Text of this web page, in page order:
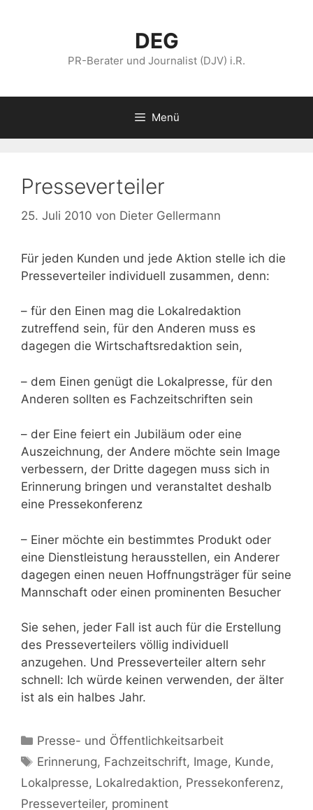
DEG
PR-Berater und Journalist (DJV) i.R.
Menü
Presseverteiler
25. Juli 2010 von Dieter Gellermann
Für jeden Kunden und jede Aktion stelle ich die
Presseverteiler individuell zusammen, denn:
– für den Einen mag die Lokalredaktion
zutreffend sein, für den Anderen muss es
dagegen die Wirtschaftsredaktion sein,
– dem Einen genügt die Lokalpresse, für den
Anderen sollten es Fachzeitschriften sein
– der Eine feiert ein Jubiläum oder eine
Auszeichnung, der Andere möchte sein Image
verbessern, der Dritte dagegen muss sich in
Erinnerung bringen und veranstaltet deshalb
eine Pressekonferenz
– Einer möchte ein bestimmtes Produkt oder
eine Dienstleistung herausstellen, ein Anderer
dagegen einen neuen Hoffnungsträger für seine
Mannschaft oder einen prominenten Besucher
Sie sehen, jeder Fall ist auch für die Erstellung
des Presseverteilers völlig individuell
anzugehen. Und Presseverteiler altern sehr
schnell: Ich würde keinen verwenden, der älter
ist als ein halbes Jahr.
Kategorien
Presse- und Öffentlichkeitsarbeit
Schlagwörter
Erinnerung, Fachzeitschrift, Image, Kunde,
Lokalpresse, Lokalredaktion, Pressekonferenz,
Presseverteiler, prominent